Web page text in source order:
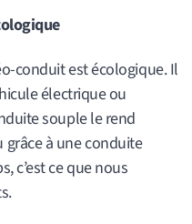
conduit est écologique. Il
électrique ou
souple le rend
à une conduite
c’est ce que nous